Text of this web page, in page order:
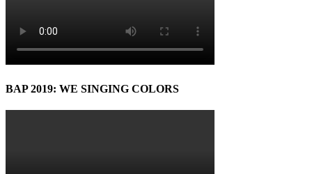
BAP 2019: WE SINGING COLORS